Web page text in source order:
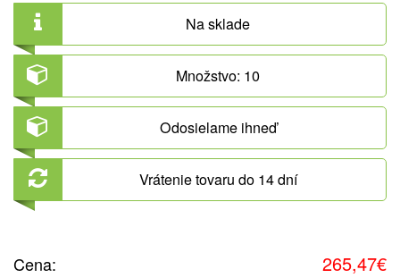
Na sklade
Množstvo: 10
Odosielame ihneď
Vrátenie tovaru do 14 dní
Cena: 265,47€